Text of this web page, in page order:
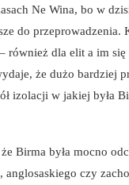
Ne Wina, bo w
do przeprowadzenia.
również dla elit a im
że dużo bardziej
izolacji w jakiej była
Birma była mocno
anglosaskiego czy